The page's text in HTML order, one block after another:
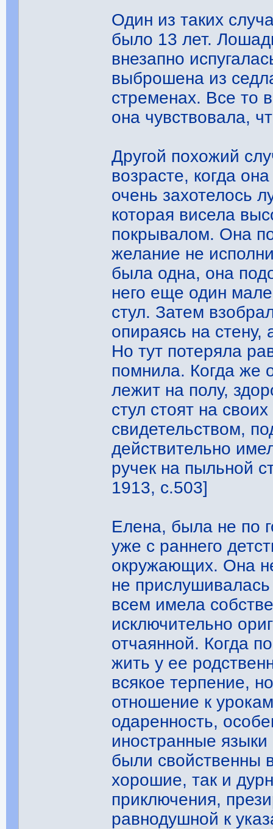
Один из таких
было 13 лет.
внезапно
выброшена из
стременах. Все то
она чувствовала,
Другой похожий
возрасте, когда
очень захотелось
которая висела
покрывалом. Она
желание не
была одна, она
него еще один
стул. Затем
опираясь на стену,
Но тут потеряла
помнила. Когда же
лежит на полу,
стул стоят на
свидетельством,
действительно
ручек на пыльной
1913, с.503]
Елена, была не по
уже с раннего
окружающих. Она
не
всем имела
исключительно
отчаянной. Когда
жить у ее
всякое терпение,
отношение к
одаренность,
иностранные
были свойственны
хорошие, так и
приключения,
равнодушной к